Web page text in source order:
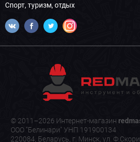
Спорт, туризм, отдых
© 2011–2026 Интернет-магазин
ООО "Белинари" УНП 191900134
220084, Беларусь, г. Минск, ул.